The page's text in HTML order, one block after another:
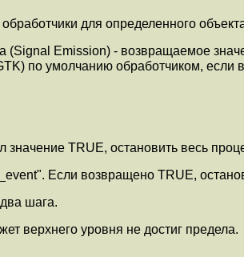
для определенного
(Signal Emission) - возвращаемое
по умолчанию обработчиком,
значение TRUE, остановить весь
Если возвращено TRUE,
шага.
верхнего уровня не достиг предела.